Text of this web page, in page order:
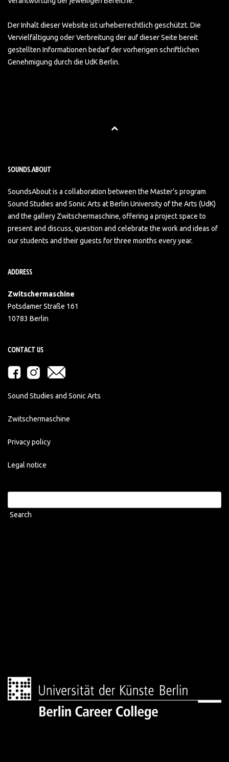
Der Inhalt dieser Website ist urheberrechtlich geschützt. Die
Vervielfältigung oder Verbreitung der auf dieser Seite bereit
gestellten Informationen bedarf der vorherigen schriftlichen
Genehmigung durch die UdK Berlin.
SOUNDS.ABOUT
SoundsAbout is a collaboration between the Master’s program
Sound Studies and Sonic Arts at Berlin University of the Arts (UdK)
and the gallery Zwitschermaschine, offering a project space to
present and discuss, question and celebrate the work and ideas of
our students and their guests for three months every year.
ADDRESS
Zwitschermaschine
Potsdamer Straße 161
10783 Berlin
CONTACT US
Sound Studies and Sonic Arts
Zwitschermaschine
Privacy policy
Legal notice
for: